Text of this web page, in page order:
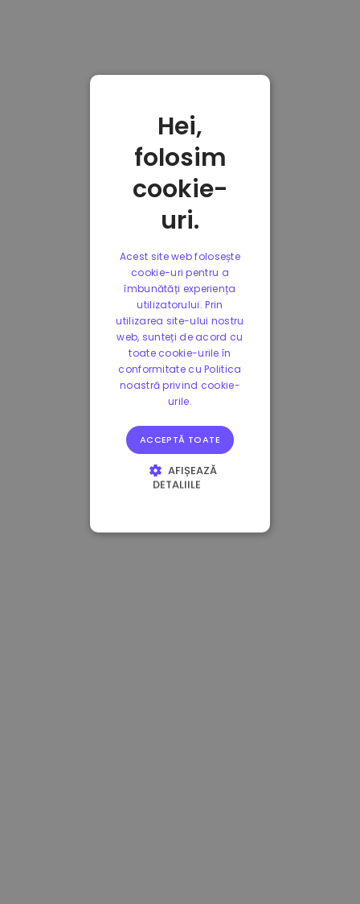
Hei,
folosim
cookie-
uri.
Acest site web folosește
cookie-uri pentru a
îmbunătăți experiența
utilizatorului. Prin
utilizarea site-ului nostru
web, sunteți de acord cu
toate cookie-urile în
conformitate cu Politica
noastră privind cookie-
urile.
ACCEPTĂ TOATE
AFIȘEAZĂ
DETALIILE